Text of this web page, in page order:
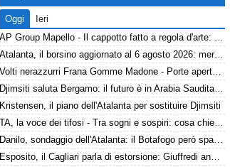
Oggi
Ieri
AP Group Mapello - Il cappotto fatto a regola d'arte: qualità certificata ICMQ
Atalanta, il borsino aggiornato al 6 agosto 2026: mercato in entrata ancora in stand-by. Si lavora sulle cessioni
Volti nerazzurri Frana Gomme Madone - Porte aperte alla New Balance Arena: i volti dei tifosi della Dea
Djimsiti saluta Bergamo: il futuro è in Arabia Saudita! Tre milioni e firma biennale
Kristensen, il piano dell'Atalanta per sostituire Djimsiti
TA, la voce dei tifosi - Tra sogni e sospiri: cosa chiedono davvero i tifosi dell'Atalanta
Danilo, sondaggio dell'Atalanta: il Botafogo però spara alto
Esposito, il Cagliari parla di estorsione: Giuffredi annuncia denuncia